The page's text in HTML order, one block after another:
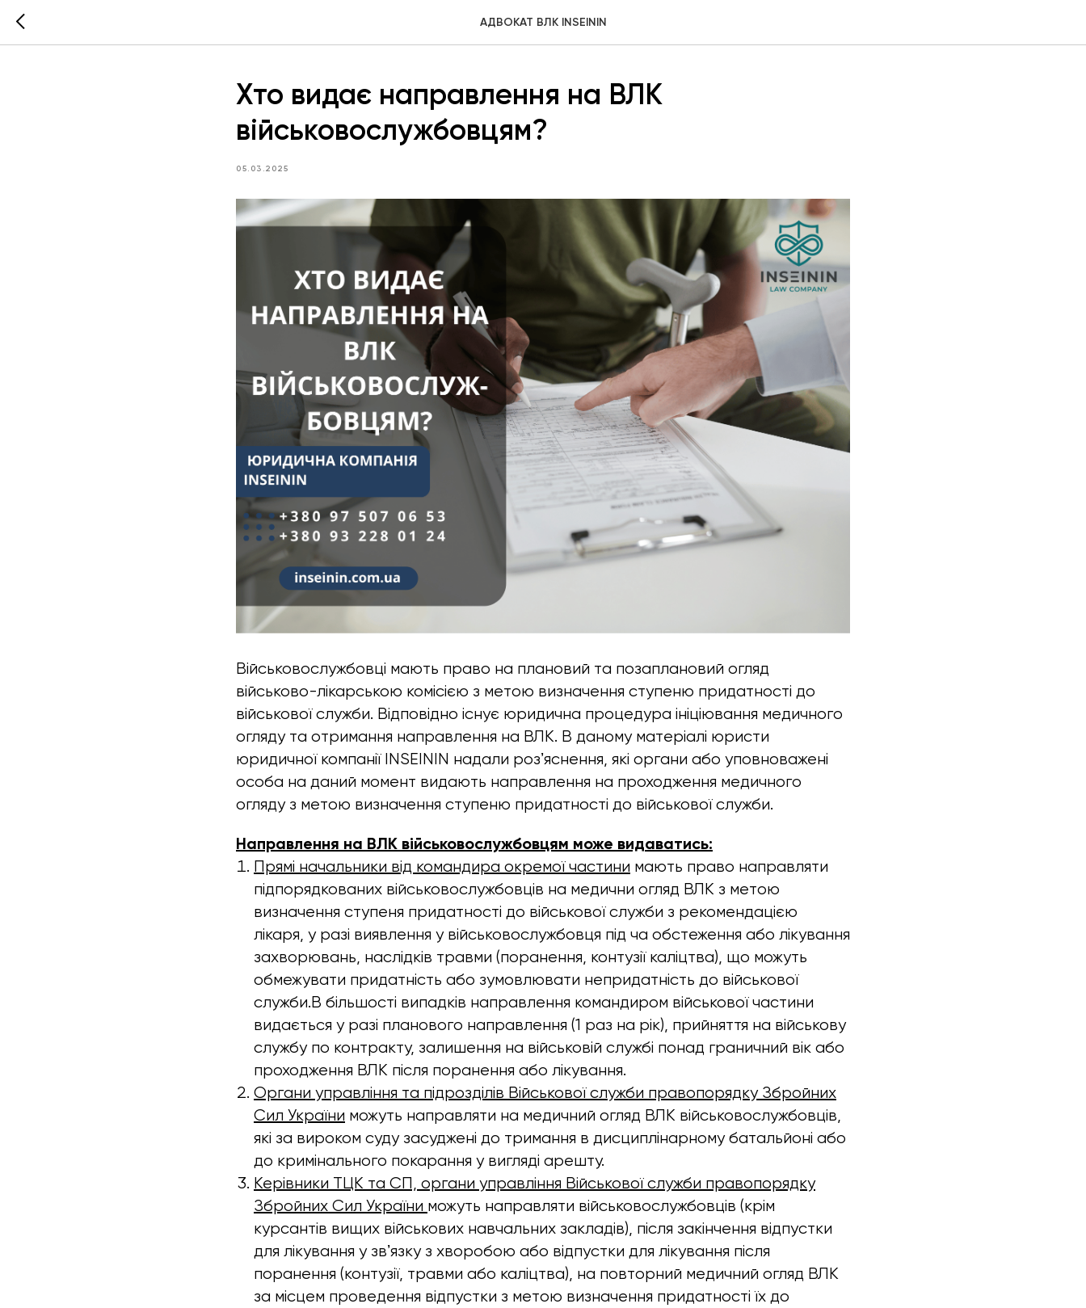
АДВОКАТ ВЛК INSEININ
Хто видає направлення на ВЛК
військовослужбовцям?
05.03.2025
Військовослужбовці мають право на плановий та позаплановий огляд
військово-лікарською комісією з метою визначення ступеню придатності до
військової служби. Відповідно існує юридична процедура ініціювання медичного
огляду та отримання направлення на ВЛК. В даному матеріалі юристи
юридичної компанії INSEININ надали розʼяснення, які органи або уповноважені
особа на даний момент видають направлення на проходження медичного
огляду з метою визначення ступеню придатності до військової служби.
Направлення на ВЛК військовослужбовцям може видаватись:
Прямі начальники від командира окремої частини мають право направляти
підпорядкованих військовослужбовців на медични огляд ВЛК з метою
визначення ступеня придатності до військової служби з рекомендацією
лікаря, у разі виявлення у військовослужбовця під ча обстеження або лікування
захворювань, наслідків травми (поранення, контузії каліцтва), що можуть
обмежувати придатність або зумовлювати непридатність до військової
служби.В більшості випадків направлення командиром військової частини
видається у разі планового направлення (1 раз на рік), прийняття на військову
службу по контракту, залишення на військовій службі понад граничний вік або
проходження ВЛК після поранення або лікування.
Органи управління та підрозділів Військової служби правопорядку Збройних
Сил України можуть направляти на медичний огляд ВЛК військовослужбовців,
які за вироком суду засуджені до тримання в дисциплінарному батальйоні або
до кримінального покарання у вигляді арешту.
Керівники ТЦК та СП, органи управління Військової служби правопорядку
Збройних Сил України можуть направляти військовослужбовців (крім
курсантів вищих військових навчальних закладів), після закінчення відпустки
для лікування у звʼязку з хворобою або відпустки для лікування після
поранення (контузії, травми або каліцтва), на повторний медичний огляд ВЛК
за місцем проведення відпустки з метою визначення придатності їх до